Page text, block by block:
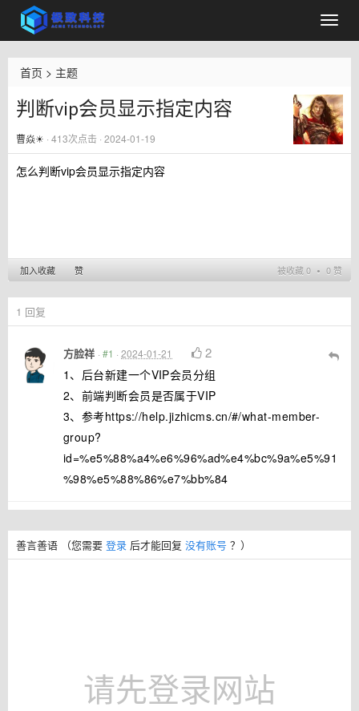
首页 > 主题
判断vip会员显示指定内容
曹焱☀️ · 413次点击 · 2024-01-19
怎么判断vip会员显示指定内容
被收藏 0 ∙ 0 赞
加入收藏 赞
1 回复
方脸祥 · #1 · 2024-01-21 2
1、后台新建一个VIP会员分组
2、前端判断会员是否属于VIP
3、参考https://help.jizhicms.cn/#/what-member-
group?
id=%e5%88%a4%e6%96%ad%e4%bc%9a%e5%91
%98%e5%88%86%e7%bb%84
善言善语 （您需要 登录 后才能回复 没有账号 ？）
请先登录网站